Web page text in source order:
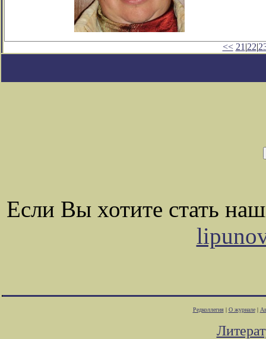
<< 21 |22|
Если Вы хотите стать
Редколлегия| О журнале|